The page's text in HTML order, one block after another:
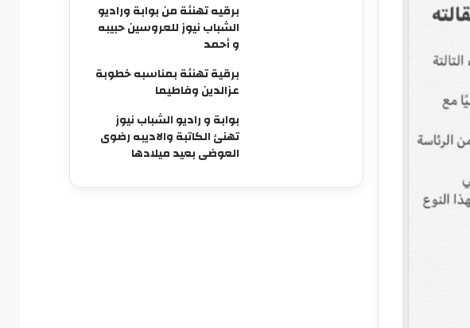
برقيه تهنئة من بوابة وراديو
الشباب نيوز للعروسين حبيبه
و أحمد
برقية تهنئة بمناسبه خطوبة
عزالدين وفاطيما
بوابة و راديو الشباب نيوز
تهنئ الكاتبة والاديبه رضوى
العوضى بعيد ميلادها